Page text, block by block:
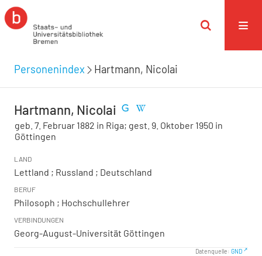
Personenindex Hartmann, Nicolai
Hartmann, Nicolai
geb. 7. Februar 1882 in Riga; gest. 9. Oktober 1950 in
Göttingen
LAND
Lettland ; Russland ; Deutschland
BERUF
Philosoph ; Hochschullehrer
VERBINDUNGEN
Georg-August-Universität Göttingen
Datenquelle: GND